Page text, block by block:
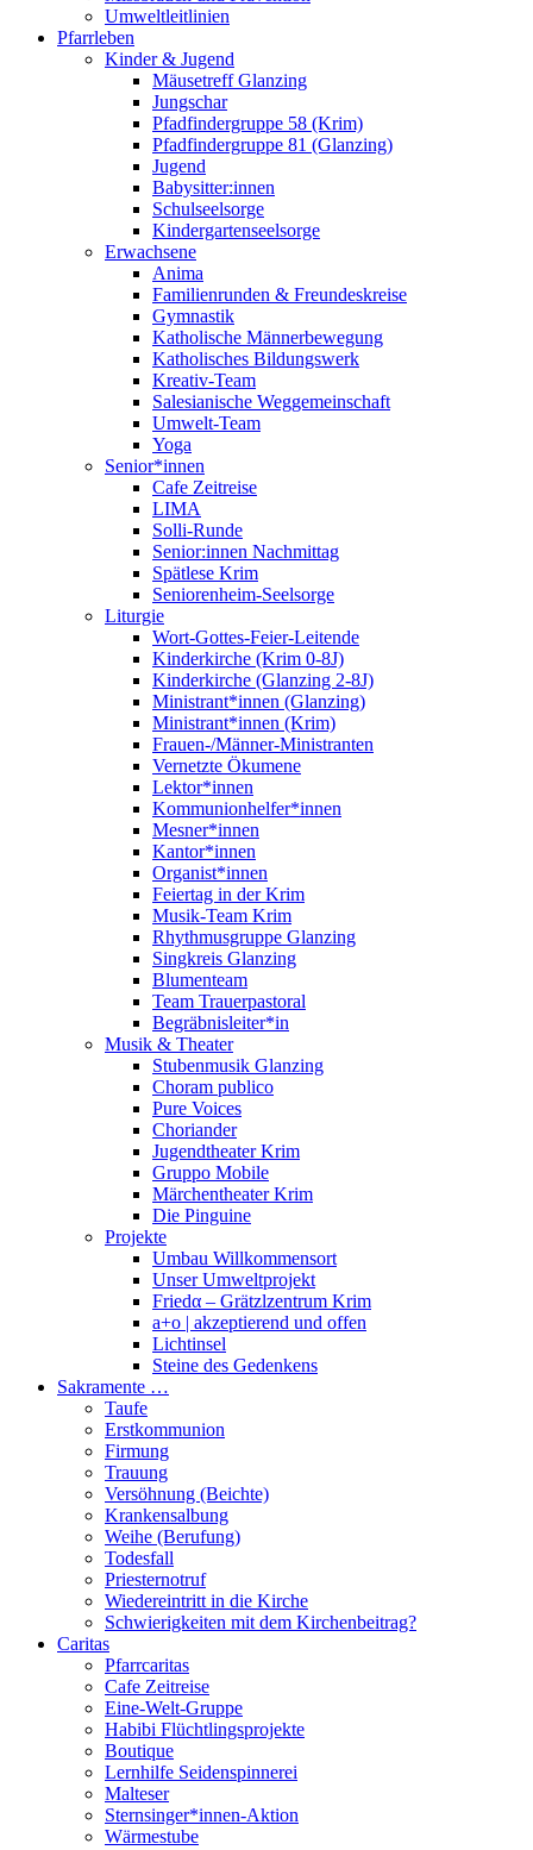
Umweltleitlinien
Pfarrleben
Kinder & Jugend
Mäusetreff Glanzing
Jungschar
Pfadfindergruppe 58 (Krim)
Pfadfindergruppe 81 (Glanzing)
Jugend
Babysitter:innen
Schulseelsorge
Kindergartenseelsorge
Erwachsene
Anima
Familienrunden & Freundeskreise
Gymnastik
Katholische Männerbewegung
Katholisches Bildungswerk
Kreativ-Team
Salesianische Weggemeinschaft
Umwelt-Team
Yoga
Senior*innen
Cafe Zeitreise
LIMA
Solli-Runde
Senior:innen Nachmittag
Spätlese Krim
Seniorenheim-Seelsorge
Liturgie
Wort-Gottes-Feier-Leitende
Kinderkirche (Krim 0-8J)
Kinderkirche (Glanzing 2-8J)
Ministrant*innen (Glanzing)
Ministrant*innen (Krim)
Frauen-/Männer-Ministranten
Vernetzte Ökumene
Lektor*innen
Kommunionhelfer*innen
Mesner*innen
Kantor*innen
Organist*innen
Feiertag in der Krim
Musik-Team Krim
Rhythmusgruppe Glanzing
Singkreis Glanzing
Blumenteam
Team Trauerpastoral
Begräbnisleiter*in
Musik & Theater
Stubenmusik Glanzing
Choram publico
Pure Voices
Choriander
Jugendtheater Krim
Gruppo Mobile
Märchentheater Krim
Die Pinguine
Projekte
Umbau Willkommensort
Unser Umweltprojekt
Friedα – Grätzlzentrum Krim
a+o | akzeptierend und offen
Lichtinsel
Steine des Gedenkens
Sakramente …
Taufe
Erstkommunion
Firmung
Trauung
Versöhnung (Beichte)
Krankensalbung
Weihe (Berufung)
Todesfall
Priesternotruf
Wiedereintritt in die Kirche
Schwierigkeiten mit dem Kirchenbeitrag?
Caritas
Pfarrcaritas
Cafe Zeitreise
Eine-Welt-Gruppe
Habibi Flüchtlingsprojekte
Boutique
Lernhilfe Seidenspinnerei
Malteser
Sternsinger*innen-Aktion
Wärmestube